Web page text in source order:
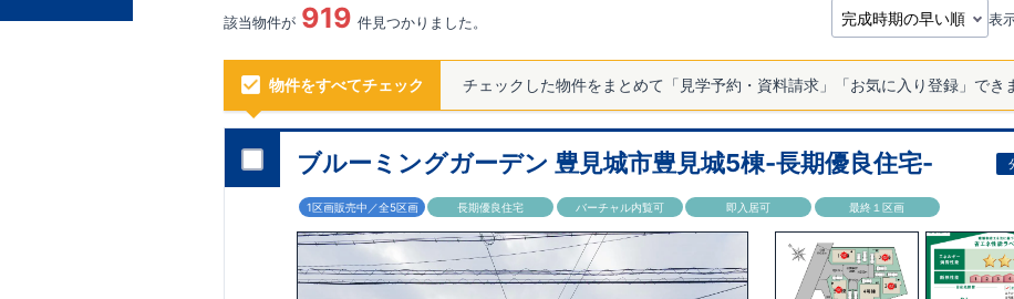
該当物件が 919 件見つかりました。 表
物件をすべてチェック チェックした物件をまとめて「見学予約・資料請求」「お気に入り登録」でき
ブルーミングガーデン 豊見城市豊見城5棟-長期優良住宅-
1区画販売中／全5区画 長期優良住宅 バーチャル内覧可 即入居可 最終１区画